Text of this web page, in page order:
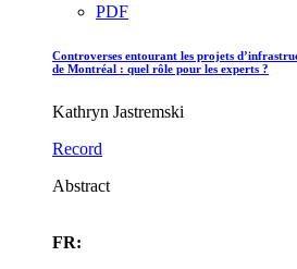
PDF
Controverses entourant les projets
de Montréal : quel rôle pour les experts ?
Kathryn Jastremski
Record
Abstract
FR: